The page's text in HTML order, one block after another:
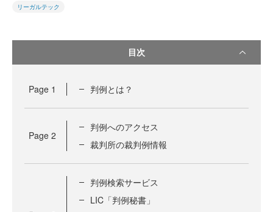
リーガルテック
目次
Page 1 判例とは？
Page 2
判例へのアクセス
裁判所の裁判例情報
判例検索サービス
LIC「判例秘書」